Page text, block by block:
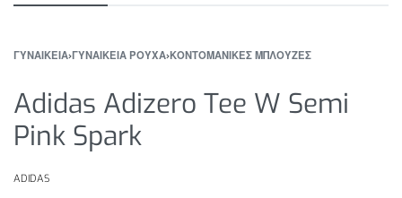
ΓΥΝΑΙΚΕΙΑ›ΓΥΝΑΙΚΕΙΑ ΡΟΥΧΑ›ΚΟΝΤΟΜΑΝΙΚΕΣ ΜΠΛΟΥΖΕΣ
Adidas Adizero Tee W Semi
Pink Spark
ADIDAS